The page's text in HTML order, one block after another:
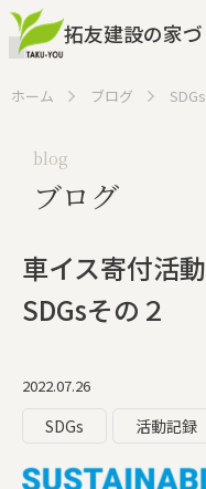
拓友建設の家づ
ホーム
こだわり
ホーム ブログ SDGs
blog
ブログ
車イス寄付活
SDGsその２
2022.07.26
SDGs 活動記録